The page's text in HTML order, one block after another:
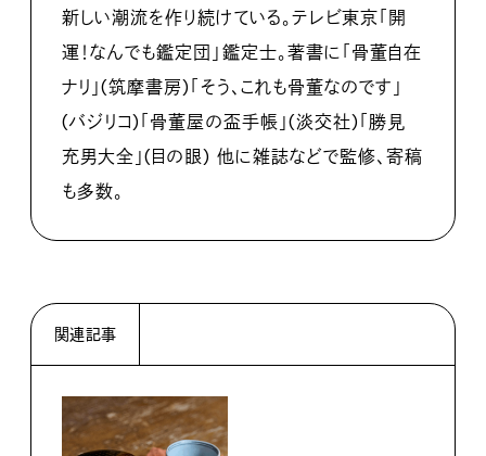
新しい潮流を作り続けている。テレビ東京「開
運！なんでも鑑定団」鑑定士。著書に「骨董自在
ナリ」(筑摩書房)「そう、これも骨董なのです」
(バジリコ)「骨董屋の盃手帳」(淡交社)「勝見
充男大全」(目の眼) 他に雑誌などで監修、寄稿
も多数。
関連記事